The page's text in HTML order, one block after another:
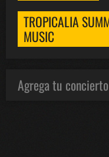
TROPICALIA
MUSIC
Agrega tu concierto